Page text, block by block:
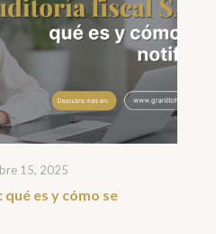
15, 2025
es y cómo se